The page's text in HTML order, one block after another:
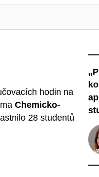
hodin na
Chemicko-
28 studentů